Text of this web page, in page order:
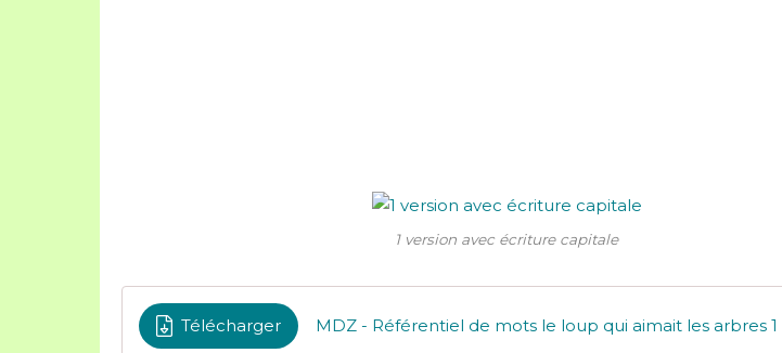
1 version avec écriture capitale
Télécharger MDZ - Référentiel de mots le loup qui aimait les arbres 1